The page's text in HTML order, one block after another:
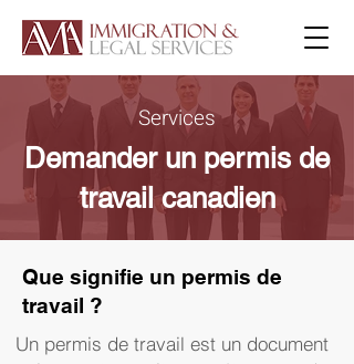
Services
Demander un permis de
travail canadien
Que signifie un permis de
travail ?
Un permis de travail est un document